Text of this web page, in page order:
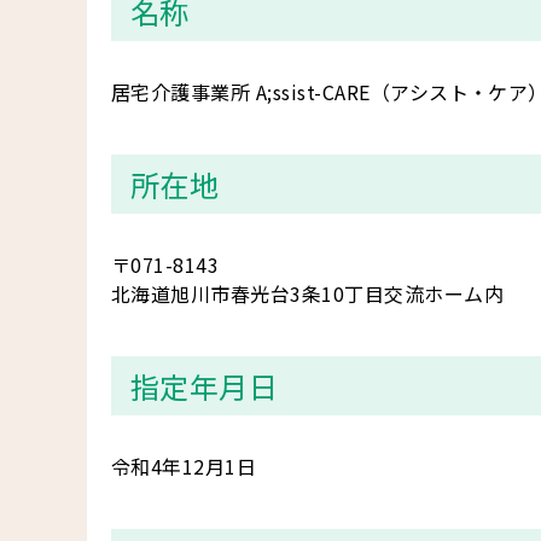
名称
居宅介護事業所 A;ssist-CARE（アシスト・ケア
所在地
〒071-8143
北海道旭川市春光台3条10丁目交流ホーム内
指定年月日
令和4年12月1日